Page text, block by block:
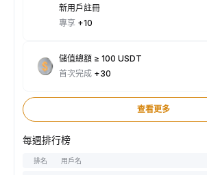
新用戶註冊
專享 +10
儲值總額 ≥ 100 USDT
首次完成 +30
查看更多
每週排行榜
排名 用戶名